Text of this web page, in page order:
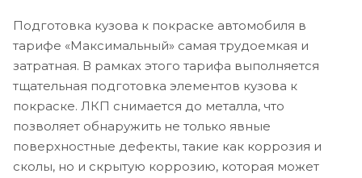
Подготовка кузова к покраске автомобиля в
тарифе «Максимальный» самая трудоемкая и
затратная. В рамках этого тарифа выполняется
тщательная подготовка элементов кузова к
покраске. ЛКП снимается до металла, что
позволяет обнаружить не только явные
поверхностные дефекты, такие как коррозия и
сколы, но и скрытую коррозию, которая может